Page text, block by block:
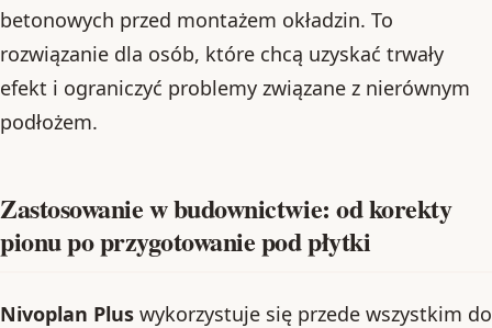
betonowych przed montażem okładzin. To
rozwiązanie dla osób, które chcą uzyskać trwały
efekt i ograniczyć problemy związane z nierównym
podłożem.
Zastosowanie w budownictwie: od korekty
pionu po przygotowanie pod płytki
Nivoplan Plus wykorzystuje się przede wszystkim do